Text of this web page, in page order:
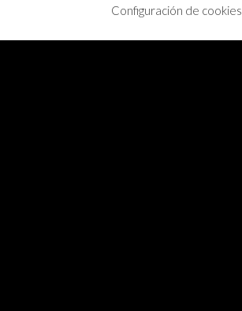
Configuración de cookies